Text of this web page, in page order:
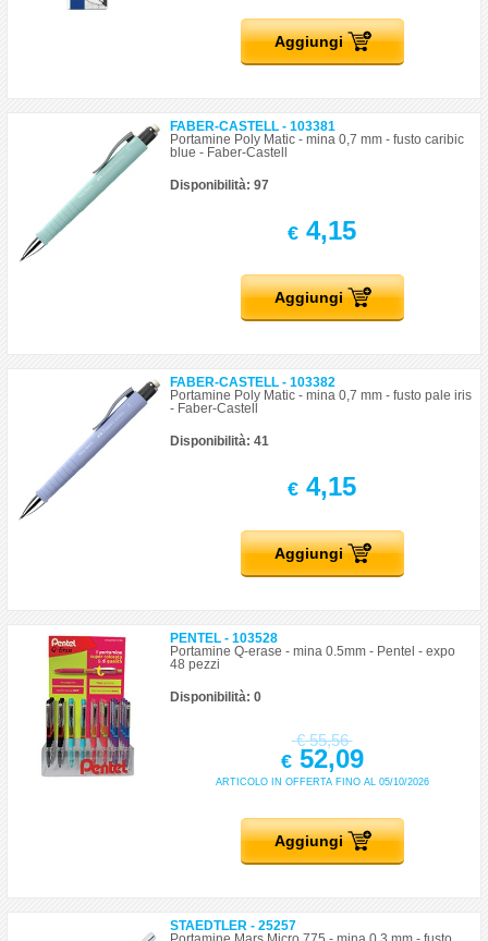
Aggiungi
FABER-CASTELL - 103381
Portamine Poly Matic - mina 0,7 mm - fusto caribic
blue - Faber-Castell
Disponibilità: 97
€ 4,15
Aggiungi
FABER-CASTELL - 103382
Portamine Poly Matic - mina 0,7 mm - fusto pale iris
- Faber-Castell
Disponibilità: 41
€ 4,15
Aggiungi
PENTEL - 103528
Portamine Q-erase - mina 0.5mm - Pentel - expo
48 pezzi
Disponibilità: 0
€55,56
€52,09
ARTICOLO IN OFFERTA FINO AL 05/10/2026
Aggiungi
STAEDTLER - 25257